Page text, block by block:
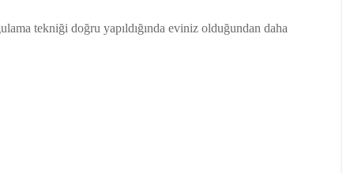
tekniği doğru yapıldığında eviniz olduğundan daha